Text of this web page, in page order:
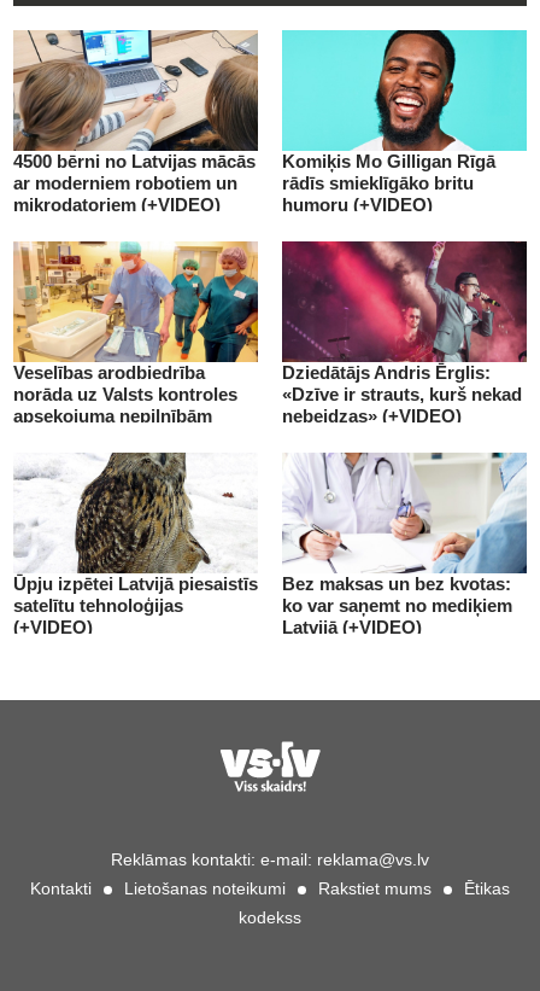
4500 bērni no Latvijas mācās
ar moderniem robotiem un
mikrodatoriem (+VIDEO)
Komiķis Mo Gilligan Rīgā
rādīs smieklīgāko britu
humoru (+VIDEO)
Veselības arodbiedrība
norāda uz Valsts kontroles
apsekojuma nepilnībām
Dziedātājs Andris Ērglis:
«Dzīve ir strauts, kurš nekad
nebeidzas» (+VIDEO)
Ūpju izpētei Latvijā piesaistīs
satelītu tehnoloģijas
(+VIDEO)
Bez maksas un bez kvotas:
ko var saņemt no mediķiem
Latvijā (+VIDEO)
Reklāmas kontakti: e-mail: reklama@vs.lv
Kontakti
Lietošanas noteikumi Rakstiet mums
Ētikas
kodekss